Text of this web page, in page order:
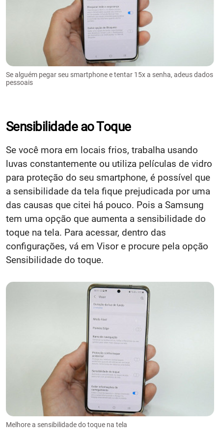
Se alguém pegar seu smartphone e tentar 15x a senha, adeus dados
pessoais
Sensibilidade ao Toque
Se você mora em locais frios, trabalha usando
luvas constantemente ou utiliza películas de vidro
para proteção do seu smartphone, é possível que
a sensibilidade da tela fique prejudicada por uma
das causas que citei há pouco. Pois a Samsung
tem uma opção que aumenta a sensibilidade do
toque na tela. Para acessar, dentro das
configurações, vá em Visor e procure pela opção
Sensibilidade do toque.
Melhore a sensibilidade do toque na tela